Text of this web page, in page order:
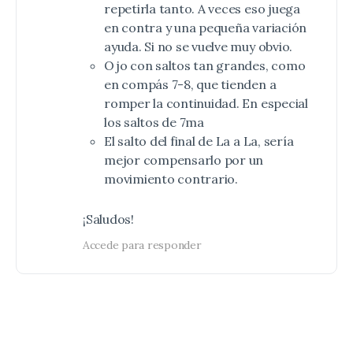
repetirla tanto. A veces eso juega
en contra y una pequeña variación
ayuda. Si no se vuelve muy obvio.
Ojo con saltos tan grandes, como
en compás 7-8, que tienden a
romper la continuidad. En especial
los saltos de 7ma
El salto del final de La a La, sería
mejor compensarlo por un
movimiento contrario.
¡Saludos!
Accede para responder